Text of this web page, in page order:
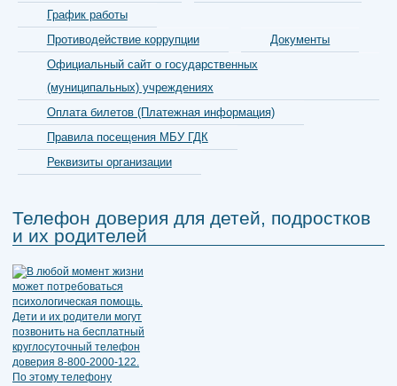
График работы
Противодействие коррупции
Документы
Официальный сайт о государственных
(муниципальных) учреждениях
Оплата билетов (Платежная информация)
Правила посещения МБУ ГДК
Реквизиты организации
Телефон доверия для детей, подростков
и их родителей